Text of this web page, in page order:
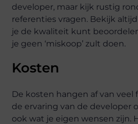
developer, maar kijk rustig
referenties vragen. Bekijk
je de kwaliteit kunt
je geen ‘miskoop’ zult doen.
Kosten
De kosten hangen af van veel
de ervaring van de developer
ook wat je eigen wensen zijn.